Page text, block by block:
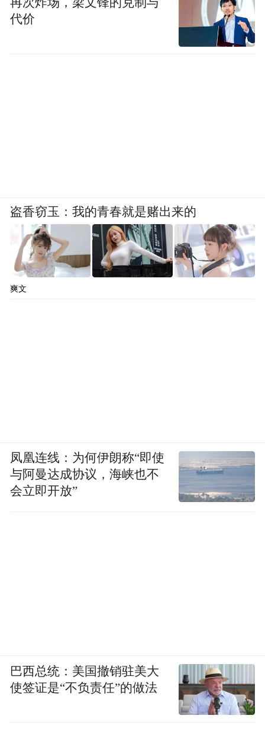
代价
盗香窃玉：我的青春就是赌出来的
爽文
凤凰连线：为何伊朗称“即使
与阿曼达成协议，海峡也不
会立即开放”
巴西总统：美国撤销驻美大
使签证是“不负责任”的做法